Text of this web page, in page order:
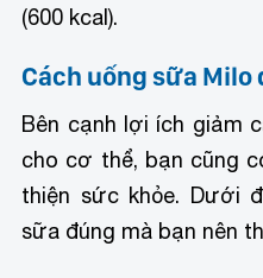
(600 kcal).
Cách uống sữa
Bên cạnh lợi ích giảm
cho cơ thể, bạn cũng
thiện sức khỏe. Dưới
sữa đúng mà bạn nên